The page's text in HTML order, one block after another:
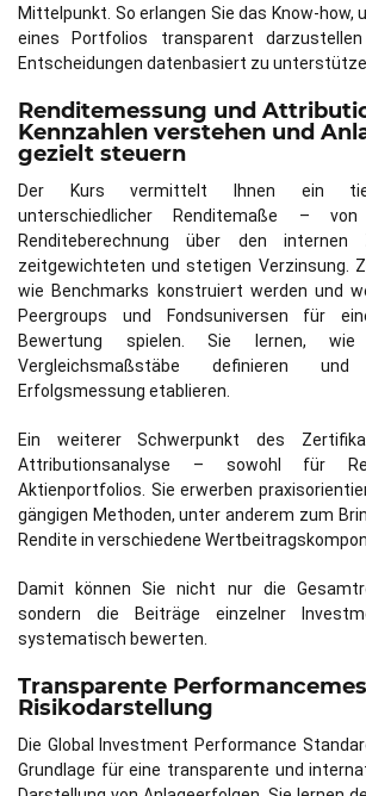
Mittelpunkt. So erlangen Sie das Know-how,
eines Portfolios transparent
Entscheidungen datenbasiert zu
Renditemessung und
Kennzahlen verstehen und
gezielt steuern
Der Kurs vermittelt Ihnen ein
unterschiedlicher Renditemaße –
Renditeberechnung über den
zeitgewichteten und stetigen Verzinsung.
wie Benchmarks konstruiert werden und
Peergroups und Fondsuniversen für
Bewertung spielen. Sie lernen,
Vergleichsmaßstäbe definieren
Erfolgsmessung etablieren.
Ein weiterer Schwerpunkt des
Attributionsanalyse – sowohl für
Aktienportfolios. Sie erwerben
gängigen Methoden, unter anderem zum
Rendite in verschiedene
Damit können Sie nicht nur die
sondern die Beiträge einzelner
systematisch bewerten.
Transparente
Risikodarstellung
Die Global Investment Performance
Grundlage für eine transparente und